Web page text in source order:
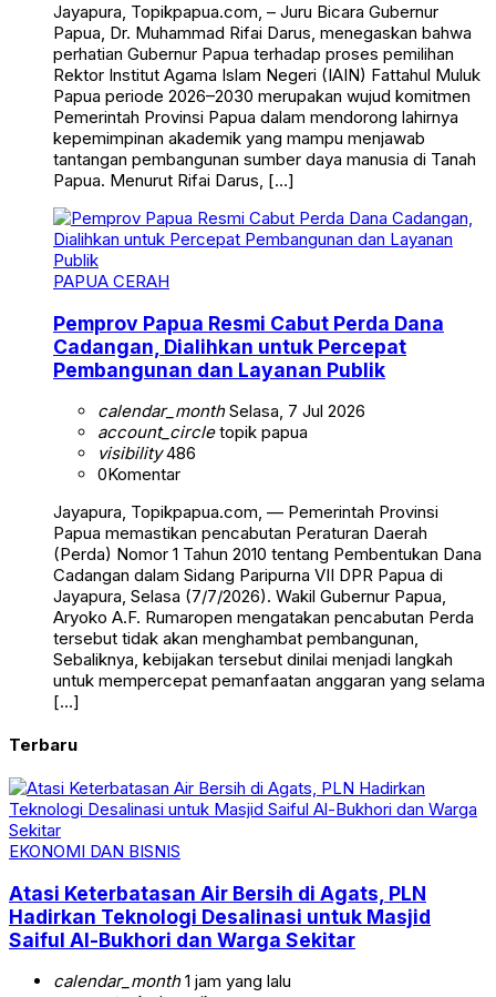
Jayapura, Topikpapua.com, – Juru Bicara Gubernur
Papua, Dr. Muhammad Rifai Darus, menegaskan bahwa
perhatian Gubernur Papua terhadap proses pemilihan
Rektor Institut Agama Islam Negeri (IAIN) Fattahul Muluk
Papua periode 2026–2030 merupakan wujud komitmen
Pemerintah Provinsi Papua dalam mendorong lahirnya
kepemimpinan akademik yang mampu menjawab
tantangan pembangunan sumber daya manusia di Tanah
Papua. Menurut Rifai Darus, […]
PAPUA CERAH
Pemprov Papua Resmi Cabut Perda Dana
Cadangan, Dialihkan untuk Percepat
Pembangunan dan Layanan Publik
calendar_monthSelasa, 7 Jul 2026
account_circletopik papua
visibility486
0Komentar
Jayapura, Topikpapua.com, — Pemerintah Provinsi
Papua memastikan pencabutan Peraturan Daerah
(Perda) Nomor 1 Tahun 2010 tentang Pembentukan Dana
Cadangan dalam Sidang Paripurna VII DPR Papua di
Jayapura, Selasa (7/7/2026). Wakil Gubernur Papua,
Aryoko A.F. Rumaropen mengatakan pencabutan Perda
tersebut tidak akan menghambat pembangunan,
Sebaliknya, kebijakan tersebut dinilai menjadi langkah
untuk mempercepat pemanfaatan anggaran yang selama
[…]
Terbaru
EKONOMI DAN BISNIS
Atasi Keterbatasan Air Bersih di Agats, PLN
Hadirkan Teknologi Desalinasi untuk Masjid
Saiful Al-Bukhori dan Warga Sekitar
calendar_month1 jam yang lalu